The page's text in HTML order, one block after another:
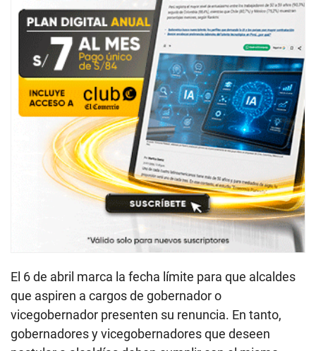
El 6 de abril marca la fecha límite para que alcaldes
que aspiren a cargos de gobernador o
vicegobernador presenten su renuncia. En tanto,
gobernadores y vicegobernadores que deseen